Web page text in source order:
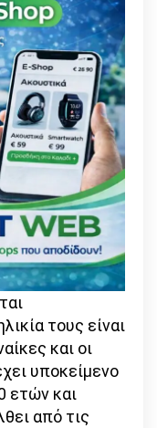
τους είναι
και οι
υποκείμενο
ετών και
από τις